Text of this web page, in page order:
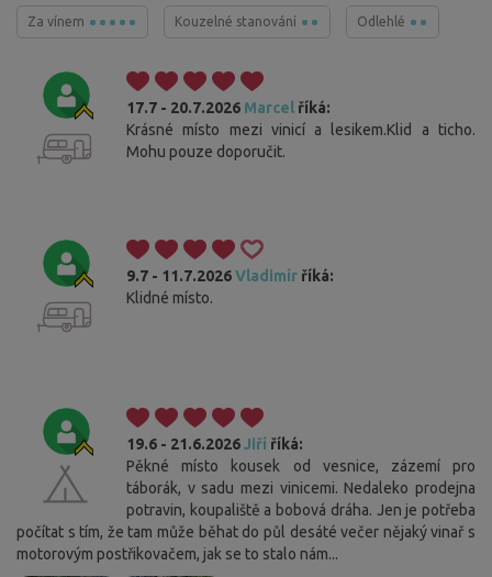
Za vínem Kouzelné stanování Odlehlé
17.7 - 20.7.2026 Marcel říká:
Krásné místo mezi vinicí a lesikem.Klid a ticho.
Mohu pouze doporučit.
9.7 - 11.7.2026Vladimír říká:
Klidné místo.
19.6 - 21.6.2026Jiří říká:
Pěkné místo kousek od vesnice, zázemí pro
táborák, v sadu mezi vinicemi. Nedaleko prodejna
potravin, koupaliště a bobová dráha. Jen je potřeba
počítat s tím, že tam může běhat do půl desáté večer nějaký vinař s
motorovým postřikovačem, jak se to stalo nám...